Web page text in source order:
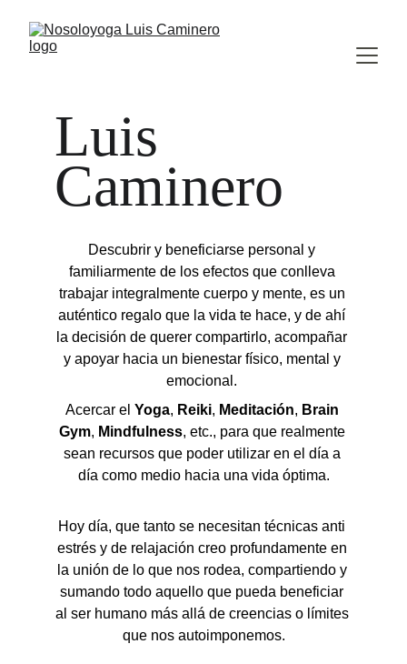
Descubrir y beneficiarse personal y
familiarmente de los efectos que conlleva
trabajar integralmente cuerpo y mente, es un
auténtico regalo que la vida te hace, y de ahí
la decisión de querer compartirlo, acompañar
y apoyar hacia un bienestar físico, mental y
emocional.
Acercar el Yoga, Reiki, Meditación, Brain
Gym, Mindfulness, etc., para que realmente
sean recursos que poder utilizar en el día a
día como medio hacia una vida óptima.
Hoy día, que tanto se necesitan técnicas anti
estrés y de relajación creo profundamente en
la unión de lo que nos rodea, compartiendo y
sumando todo aquello que pueda beneficiar
al ser humano más allá de creencias o límites
que nos autoimponemos.
Luis
Caminero